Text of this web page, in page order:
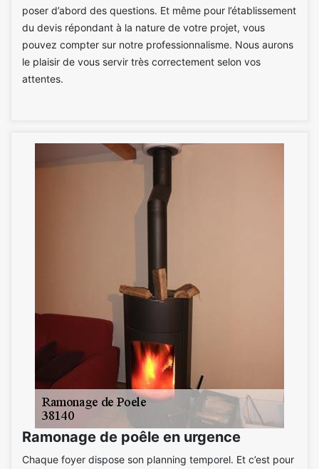
poser d’abord des questions. Et même pour l’établissement
du devis répondant à la nature de votre projet, vous
pouvez compter sur notre professionnalisme. Nous aurons
le plaisir de vous servir très correctement selon vos
attentes.
Ramonage de poêle en urgence
Chaque foyer dispose son planning temporel. Et c’est pour